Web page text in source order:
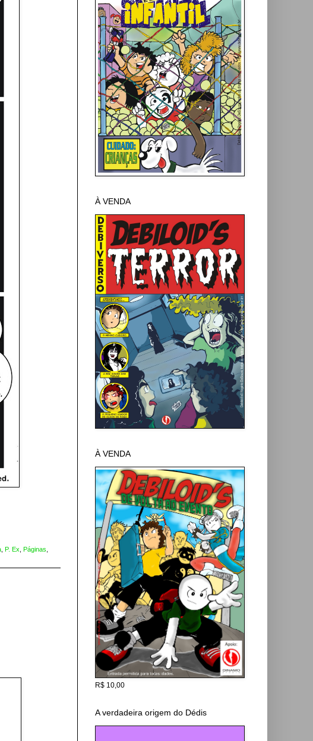
, P. Ex, Páginas,
À VENDA
À VENDA
R$ 10,00
A verdadeira origem do Dédis